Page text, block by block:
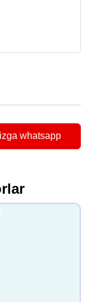
whatsapp